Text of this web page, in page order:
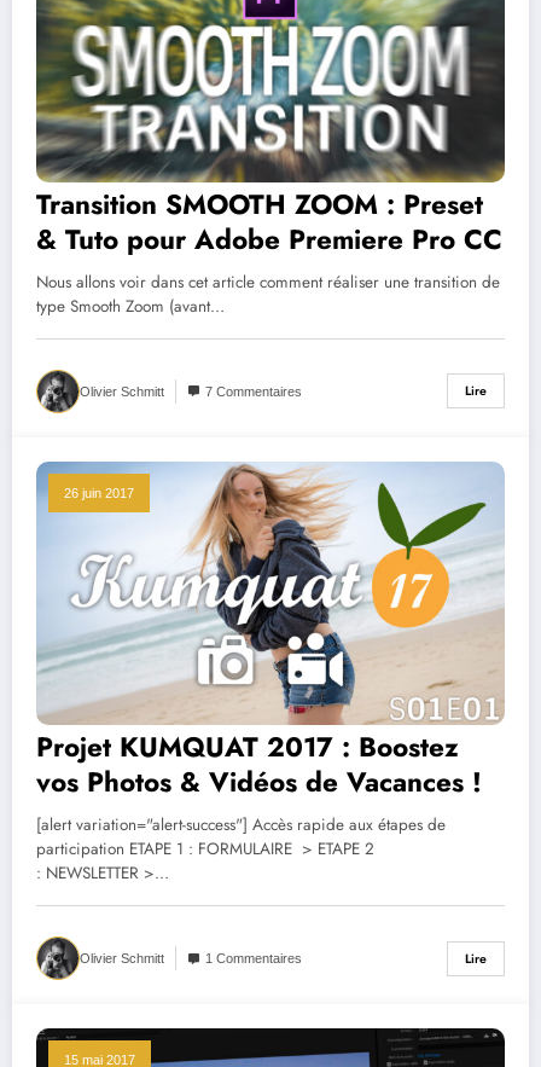
Transition SMOOTH ZOOM : Preset
& Tuto pour Adobe Premiere Pro CC
Nous allons voir dans cet article comment réaliser une transition de
type Smooth Zoom (avant…
Olivier Schmitt 7 Commentaires Lire
26 juin 2017
Projet KUMQUAT 2017 : Boostez
vos Photos & Vidéos de Vacances !
[alert variation="alert-success"] Accès rapide aux étapes de
participation ETAPE 1 : FORMULAIRE > ETAPE 2
: NEWSLETTER >…
Olivier Schmitt 1 Commentaires Lire
15 mai 2017